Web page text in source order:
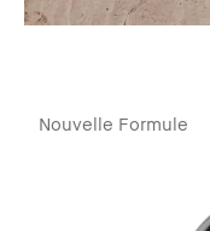
Nouvelle Formule